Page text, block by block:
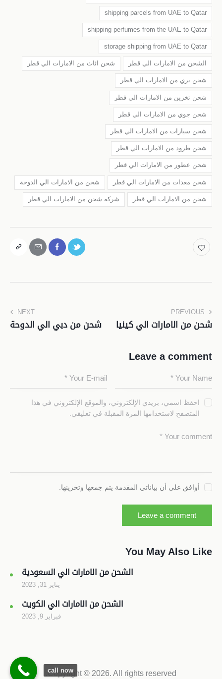
shipping parcels from UAE to Qatar
shipping perfumes from the UAE to Qatar
storage shipping from UAE to Qatar
الشحن من الامارات الي قطر شحن اثاث من الامارات الي قطر
شحن بري من الامارات الي قطر
شحن تخزين من الامارات الي قطر
شحن جوي من الامارات الي قطر
شحن سيارات من الامارات الي قطر
شحن طرود من الامارات الي قطر
شحن عطور من الامارات الي قطر
شحن معدات من الامارات الي قطر شحن من الامارات الي الدوحة
شحن من الامارات الي قطر شركة شحن من الامارات الي قطر
PREVIOUS
شحن من الامارات الي كينيا
NEXT
شحن من دبي الي الدوحة
Leave a comment
احفظ اسمي، بريدي الإلكتروني، والموقع الإلكتروني في هذا
المتصفح لاستخدامها المرة المقبلة في تعليقي.
أوافق على أن بياناتي المقدمة يتم جمعها وتخزينها.
You May Also Like
الشحن من الامارات الي السعودية
يناير 31, 2023
الشحن من الامارات الي الكويت
فبراير 9, 2023
Copyright © 2026. All rights reserved.
call now